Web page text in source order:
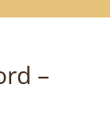
–